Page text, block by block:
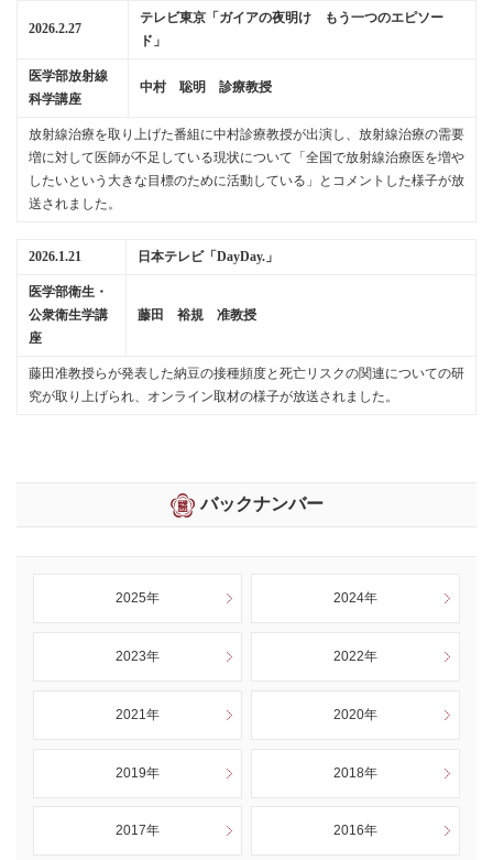
2026.2.27
テレビ東京「ガイアの夜明け もう一つのエピソー
ド」
医学部放射線
科学講座
中村 聡明 診療教授
放射線治療を取り上げた番組に中村診療教授が出演し、放射線治療の需要
増に対して医師が不足している現状について「全国で放射線治療医を増や
したいという大きな目標のために活動している」とコメントした様子が放
送されました。
2026.1.21 日本テレビ「DayDay.」
医学部衛生・
公衆衛生学講
座
藤田 裕規 准教授
藤田准教授らが発表した納豆の接種頻度と死亡リスクの関連についての研
究が取り上げられ、オンライン取材の様子が放送されました。
バックナンバー
2025年 2024年
2023年 2022年
2021年 2020年
2019年 2018年
2017年 2016年